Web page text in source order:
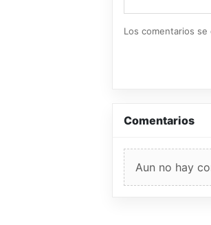
Los comentarios
Comentarios
Aun no hay